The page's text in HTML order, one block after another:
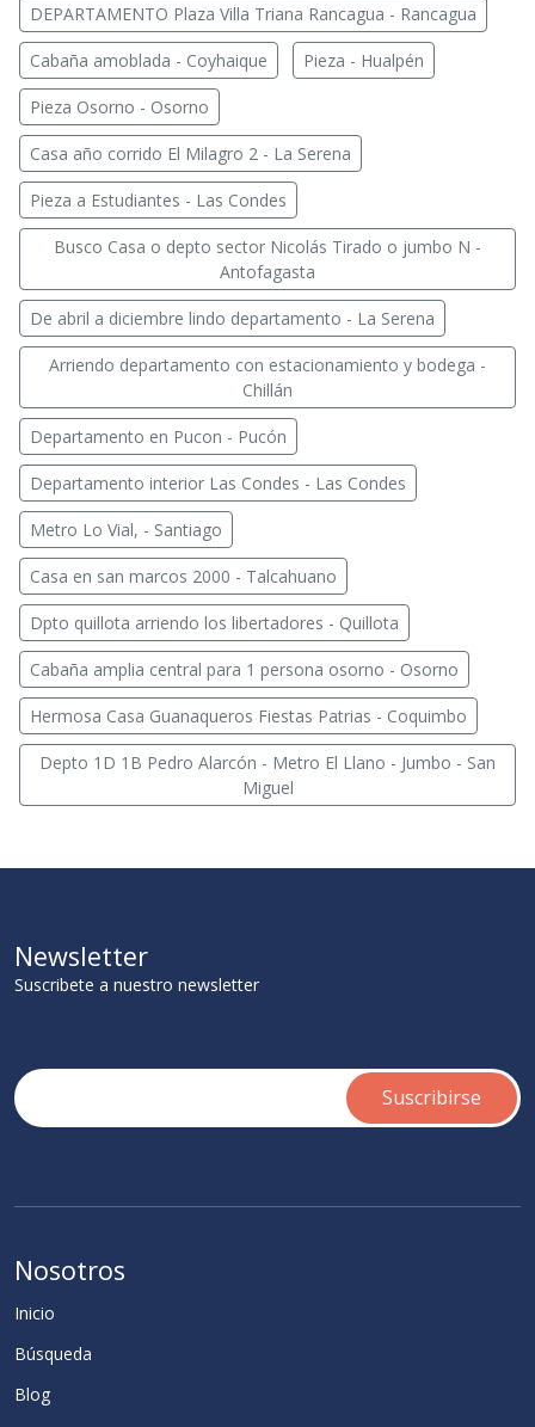
DEPARTAMENTO Plaza Villa Triana Rancagua - Rancagua
Cabaña amoblada - Coyhaique Pieza - Hualpén
Pieza Osorno - Osorno
Casa año corrido El Milagro 2 - La Serena
Pieza a Estudiantes - Las Condes
Busco Casa o depto sector Nicolás Tirado o jumbo N -
Antofagasta
De abril a diciembre lindo departamento - La Serena
Arriendo departamento con estacionamiento y bodega -
Chillán
Departamento en Pucon - Pucón
Departamento interior Las Condes - Las Condes
Metro Lo Vial, - Santiago
Casa en san marcos 2000 - Talcahuano
Dpto quillota arriendo los libertadores - Quillota
Cabaña amplia central para 1 persona osorno - Osorno
Hermosa Casa Guanaqueros Fiestas Patrias - Coquimbo
Depto 1D 1B Pedro Alarcón - Metro El Llano - Jumbo - San
Miguel
Newsletter
Suscribete a nuestro newsletter
Nosotros
Inicio
Búsqueda
Blog